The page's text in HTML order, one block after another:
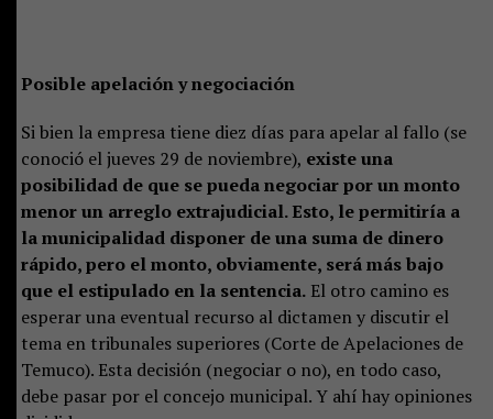
Posible apelación y negociación
Si bien la empresa tiene diez días para apelar al fallo (se
conoció el jueves 29 de noviembre), existe una
posibilidad de que se pueda negociar por un monto
menor un arreglo extrajudicial. Esto, le permitiría a
la municipalidad disponer de una suma de dinero
rápido, pero el monto, obviamente, será más bajo
que el estipulado en la sentencia.El otro camino es
esperar una eventual recurso al dictamen y discutir el
tema en tribunales superiores (Corte de Apelaciones de
Temuco). Esta decisión (negociar o no), en todo caso,
debe pasar por el concejo municipal. Y ahí hay opiniones